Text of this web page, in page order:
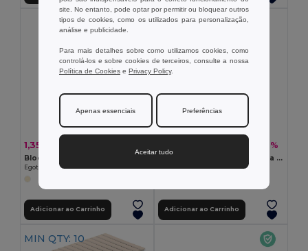
1,35 €
Egotier 93439
Adicionar ao Carrinho
-8%
Bloco de notas A5 em cortiça com páginas lisas em material certificado FSC™ e outros materiais controlados
Adicionar ao Carrinho
MIN QTY: 10
site. No entanto, pode optar por permitir ou bloquear outros
tipos de cookies, como os utilizados para personalização,
análise e publicidade.
Para mais detalhes sobre como utilizamos cookies, como
controlá-los e sobre cookies de terceiros, consulte a nossa
Política de Cookies e Privacy Policy.
Apenas essenciais Preferências
Aceitar tudo